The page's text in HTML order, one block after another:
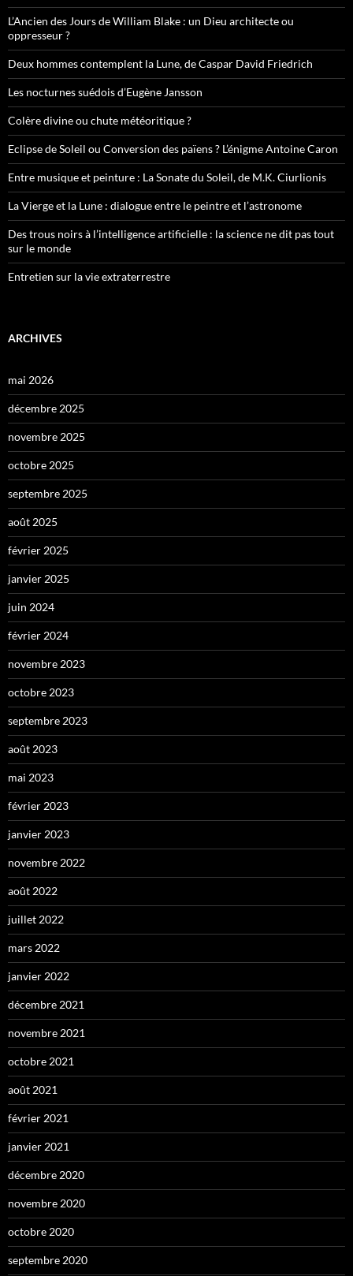
L’Ancien des Jours de William Blake : un Dieu architecte ou
oppresseur ?
Deux hommes contemplent la Lune, de Caspar David Friedrich
Les nocturnes suédois d’Eugène Jansson
Colère divine ou chute météoritique ?
Eclipse de Soleil ou Conversion des païens ? L’énigme Antoine Caron
Entre musique et peinture : La Sonate du Soleil, de M.K. Ciurlionis
La Vierge et la Lune : dialogue entre le peintre et l’astronome
Des trous noirs à l’intelligence artificielle : la science ne dit pas tout
sur le monde
Entretien sur la vie extraterrestre
ARCHIVES
mai 2026
décembre 2025
novembre 2025
octobre 2025
septembre 2025
août 2025
février 2025
janvier 2025
juin 2024
février 2024
novembre 2023
octobre 2023
septembre 2023
août 2023
mai 2023
février 2023
janvier 2023
novembre 2022
août 2022
juillet 2022
mars 2022
janvier 2022
décembre 2021
novembre 2021
octobre 2021
août 2021
février 2021
janvier 2021
décembre 2020
novembre 2020
octobre 2020
septembre 2020